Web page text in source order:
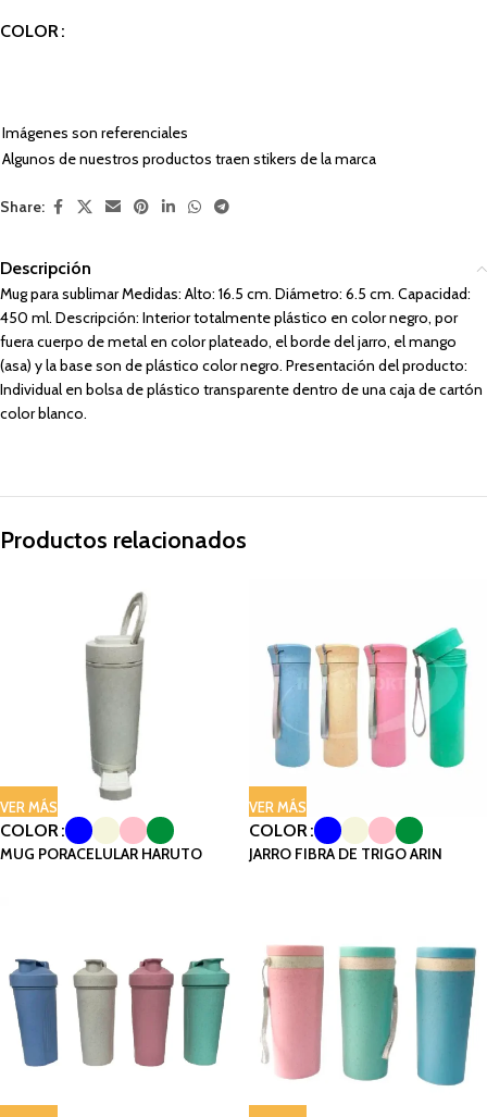
COLOR
Imágenes son referenciales
Algunos de nuestros productos traen stikers de la marca
Share:
Descripción
Mug para sublimar Medidas: Alto: 16.5 cm. Diámetro: 6.5 cm. Capacidad:
450 ml. Descripción: Interior totalmente plástico en color negro, por
fuera cuerpo de metal en color plateado, el borde del jarro, el mango
(asa) y la base son de plástico color negro. Presentación del producto:
Individual en bolsa de plástico transparente dentro de una caja de cartón
color blanco.
Productos relacionados
VER MÁS
COLOR
MUG PORACELULAR HARUTO
VER MÁS
COLOR
JARRO FIBRA DE TRIGO ARIN